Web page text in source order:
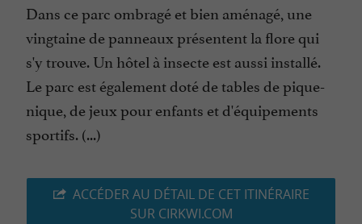
Dans ce parc ombragé et bien aménagé, une
vingtaine de panneaux présentent la flore qui
s'y trouve. Un hôtel à insecte est aussi installé.
Le parc est également doté de tables de pique-
nique, de jeux pour enfants et d'équipements
sportifs. (...)
ACCÉDER AU DÉTAIL DE CET ITINÉRAIRE
SUR CIRKWI.COM